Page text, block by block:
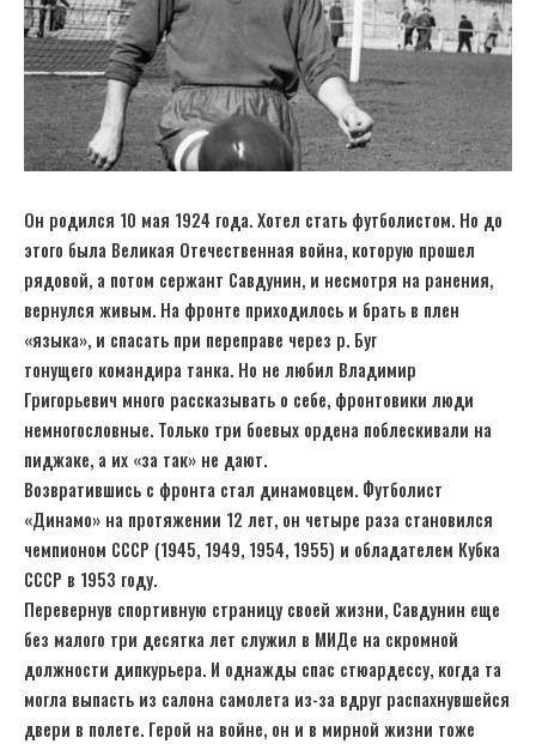
Он родился 10 мая 1924 года. Хотел стать футболистом. Но до
этого была Великая Отечественная война, которую прошел
рядовой, а потом сержант Савдунин, и несмотря на ранения,
вернулся живым. На фронте приходилось и брать в плен
«языка», и спасать при переправе через р. Буг
тонущего командира танка. Но не любил Владимир
Григорьевич много рассказывать о себе, фронтовики люди
немногословные. Только три боевых ордена поблескивали на
пиджаке, а их «за так» не дают.
Возвратившись с фронта стал динамовцем. Футболист
«Динамо» на протяжении 12 лет, он четыре раза становился
чемпионом СССР (1945, 1949, 1954, 1955) и обладателем Кубка
СССР в 1953 году.
Перевернув спортивную страницу своей жизни, Савдунин еще
без малого три десятка лет служил в МИДе на скромной
должности дипкурьера. И однажды спас стюардессу, когда та
могла выпасть из салона самолета из-за вдруг распахнувшейся
двери в полете. Герой на войне, он и в мирной жизни тоже